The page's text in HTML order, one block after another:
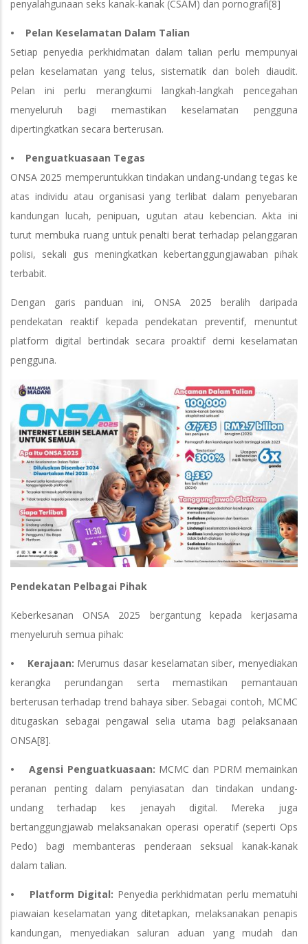
penyalahgunaan seks kanak-kanak (CSAM) dan pornografi[8]
• Pelan Keselamatan Dalam Talian
Setiap penyedia perkhidmatan dalam talian perlu mempunyai
pelan keselamatan yang telus, sistematik dan boleh diaudit.
Pelan ini perlu merangkumi langkah-langkah pencegahan
menyeluruh bagi memastikan keselamatan pengguna
dipertingkatkan secara berterusan.
• Penguatkuasaan Tegas
ONSA 2025 memperuntukkan tindakan undang-undang tegas ke
atas individu atau organisasi yang terlibat dalam penyebaran
kandungan lucah, penipuan, ugutan atau kebencian. Akta ini
turut membuka ruang untuk penalti berat terhadap pelanggaran
polisi, sekali gus meningkatkan kebertanggungjawaban pihak
terbabit.
Dengan garis panduan ini, ONSA 2025 beralih daripada
pendekatan reaktif kepada pendekatan preventif, menuntut
platform digital bertindak secara proaktif demi keselamatan
pengguna.
Pendekatan Pelbagai Pihak
Keberkesanan ONSA 2025 bergantung kepada kerjasama
menyeluruh semua pihak:
• Kerajaan: Merumus dasar keselamatan siber, menyediakan
kerangka perundangan serta memastikan pemantauan
berterusan terhadap trend bahaya siber. Sebagai contoh, MCMC
ditugaskan sebagai pengawal selia utama bagi pelaksanaan
ONSA[8].
• Agensi Penguatkuasaan: MCMC dan PDRM memainkan
peranan penting dalam penyiasatan dan tindakan undang-
undang terhadap kes jenayah digital. Mereka juga
bertanggungjawab melaksanakan operasi operatif (seperti Ops
Pedo) bagi membanteras penderaan seksual kanak-kanak
dalam talian.
• Platform Digital: Penyedia perkhidmatan perlu mematuhi
piawaian keselamatan yang ditetapkan, melaksanakan penapis
kandungan, menyediakan saluran aduan yang mudah dan